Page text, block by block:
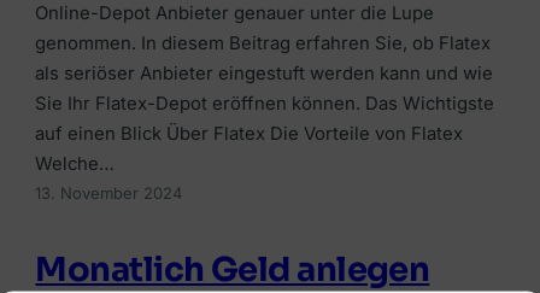
Online-Depot Anbieter genauer unter die Lupe
genommen. In diesem Beitrag erfahren Sie, ob Flatex
als seriöser Anbieter eingestuft werden kann und wie
Sie Ihr Flatex-Depot eröffnen können. Das Wichtigste
auf einen Blick Über Flatex Die Vorteile von Flatex
Welche…
13. November 2024
Monatlich Geld anlegen